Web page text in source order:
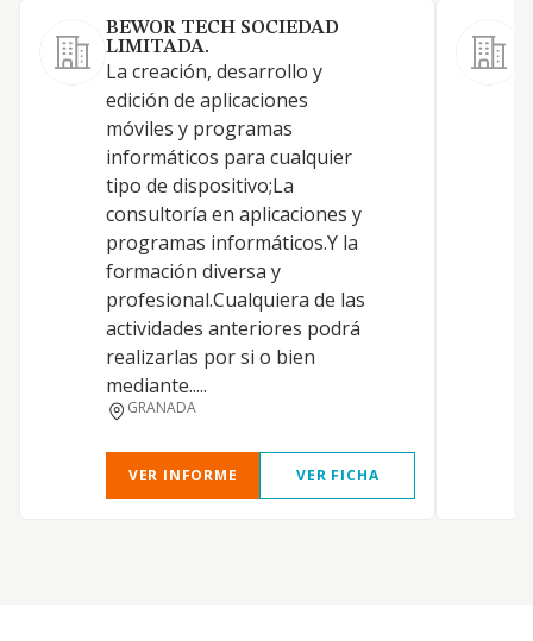
BEWOR TECH SOCIEDAD
LIMITADA.
La creación, desarrollo y
edición de aplicaciones
móviles y programas
informáticos para cualquier
tipo de dispositivo;La
consultoría en aplicaciones y
programas informáticos.Y la
formación diversa y
profesional.Cualquiera de las
actividades anteriores podrá
realizarlas por si o bien
mediante.....
GRANADA
VER INFORME VER FICHA